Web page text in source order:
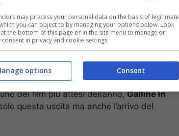
disponibile la
stesso giorno sulla piattaforma arriverà
serie a fumetti e animata giapponese. Il
dei film più attesi dell’anno,Galline in
questa uscita ma anche l’arrivo del
may process your personal data on the basis of legitimate
you can object to by managing your options below. Look
the bottom of this page or in the site menu to manage or
in privacy and cookie settings.
Consent
options